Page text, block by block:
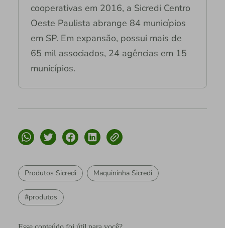
cooperativas em 2016, a Sicredi Centro
Oeste Paulista abrange 84 municípios
em SP. Em expansão, possui mais de
65 mil associados, 24 agências em 15
municípios.
Produtos Sicredi Maquininha Sicredi
#produtos